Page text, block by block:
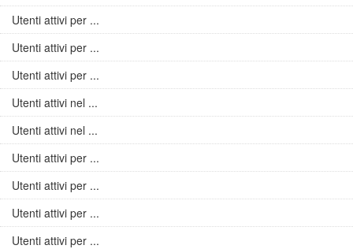
Utenti attivi per ...
Utenti attivi per ...
Utenti attivi per ...
Utenti attivi nel ...
Utenti attivi nel ...
Utenti attivi per ...
Utenti attivi per ...
Utenti attivi per ...
Utenti attivi per ...